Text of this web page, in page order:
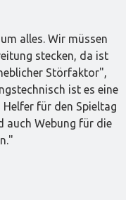
alles. Wir müssen
stecken, da ist
Störfaktor",
ist es eine
für den Spieltag
auch Webung für die